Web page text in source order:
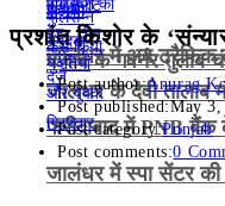
पंजाब के गवर्नर गुलाब
जालंधर में अब ट्रैफिक
जालंधर के देवी तालाब
फरीदाबाद में PNB
जालंधर में स्पा सेंटर
प्रशांत किशोर के
Post author:Anurag
Post published:May 3,
Post category:Punjab
Post comments:0